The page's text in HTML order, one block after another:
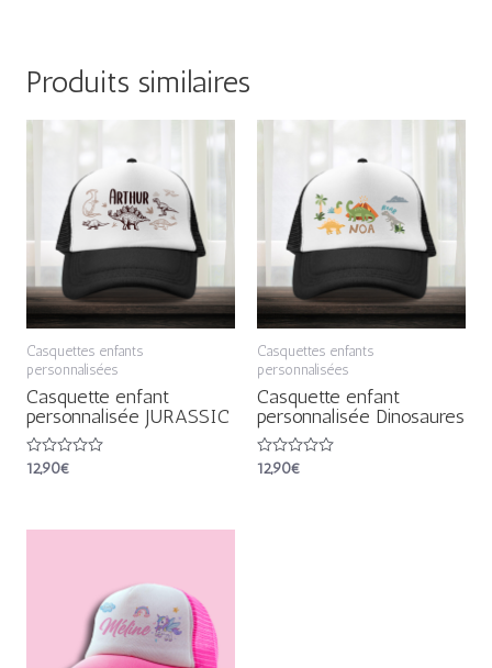
Produits similaires
Casquettes enfants
personnalisées
Casquette enfant
personnalisée JURASSIC
Note
12,90€
Casquettes enfants
personnalisées
Casquette enfant
personnalisée Dinosaures
Note
12,90€